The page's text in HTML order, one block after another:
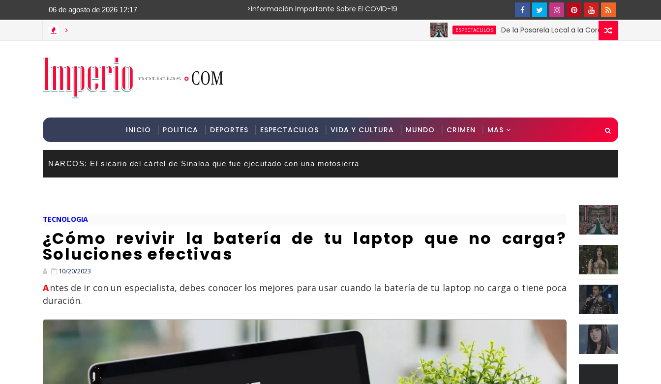
>Información Importante Sobre El COVID-19
> ESPECTACULOS De la Pasarela Local a la Corona Global: El Triunfo de
INICIO POLITICA DEPORTES ESPECTACULOS VIDA Y CULTURA MUNDO CRIMEN MAS
NARCOS: El sicario del cártel de Sinaloa que fue ejecutado con una motosierra
TECNOLOGIA
¿Cómo revivir la batería de tu laptop que no carga?
Soluciones efectivas
10/20/2023
Antes de ir con un especialista, debes conocer los mejores para usar cuando la batería de tu laptop no carga o tiene poca
duración.